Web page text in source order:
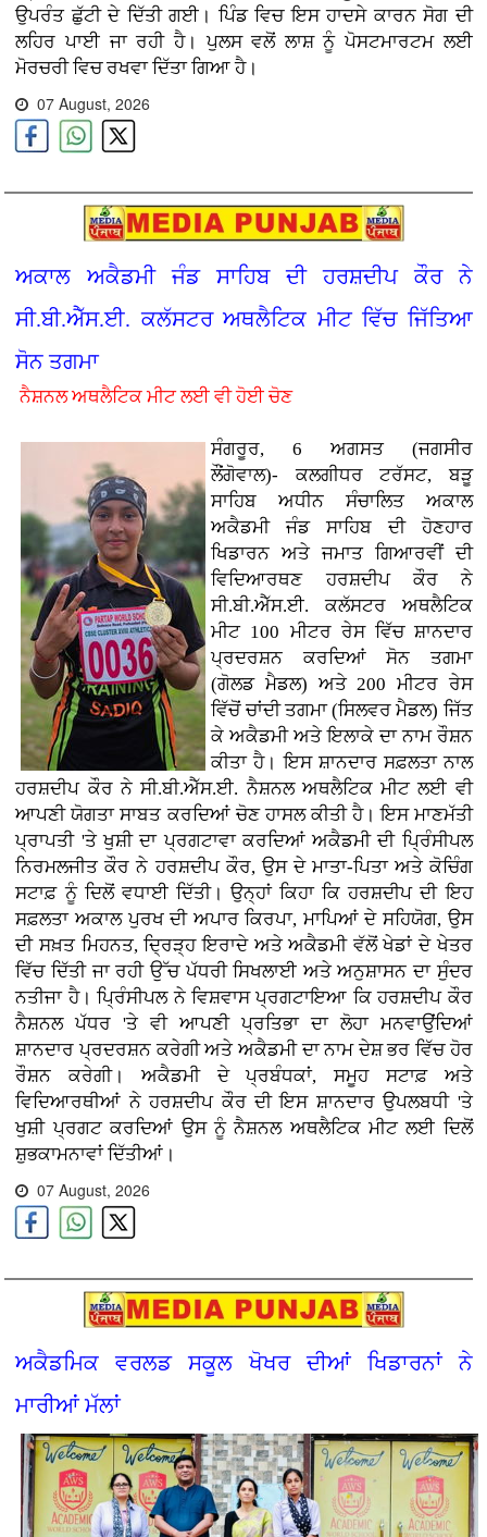
ਉਪਰੰਤ ਛੁੱਟੀ ਦੇ ਦਿੱਤੀ ਗਈ। ਪਿੰਡ ਵਿਚ ਇਸ ਹਾਦਸੇ ਕਾਰਨ ਸੋਗ ਦੀ
ਲਹਿਰ ਪਾਈ ਜਾ ਰਹੀ ਹੈ। ਪੁਲਸ ਵਲੋਂ ਲਾਸ਼ ਨੂੰ ਪੋਸਟਮਾਰਟਮ ਲਈ
ਮੋਰਚਰੀ ਵਿਚ ਰਖਵਾ ਦਿੱਤਾ ਗਿਆ ਹੈ।
07 August, 2026
ਅਕਾਲ ਅਕੈਡਮੀ ਜੰਡ ਸਾਹਿਬ ਦੀ ਹਰਸ਼ਦੀਪ ਕੌਰ ਨੇ
ਸੀ.ਬੀ.ਐੱਸ.ਈ. ਕਲੱਸਟਰ ਅਥਲੈਟਿਕ ਮੀਟ ਵਿੱਚ ਜਿੱਤਿਆ
ਸੋਨ ਤਗਮਾ
ਨੈਸ਼ਨਲ ਅਥਲੈਟਿਕ ਮੀਟ ਲਈ ਵੀ ਹੋਈ ਚੋਣ
ਸੰਗਰੂਰ, 6 ਅਗਸਤ (ਜਗਸੀਰ
ਲੌਂਗੋਵਾਲ)- ਕਲਗੀਧਰ ਟਰੱਸਟ, ਬੜੂ
ਸਾਹਿਬ ਅਧੀਨ ਸੰਚਾਲਿਤ ਅਕਾਲ
ਅਕੈਡਮੀ ਜੰਡ ਸਾਹਿਬ ਦੀ ਹੋਣਹਾਰ
ਖਿਡਾਰਨ ਅਤੇ ਜਮਾਤ ਗਿਆਰਵੀਂ ਦੀ
ਵਿਦਿਆਰਥਣ ਹਰਸ਼ਦੀਪ ਕੌਰ ਨੇ
ਸੀ.ਬੀ.ਐੱਸ.ਈ. ਕਲੱਸਟਰ ਅਥਲੈਟਿਕ
ਮੀਟ 100 ਮੀਟਰ ਰੇਸ ਵਿੱਚ ਸ਼ਾਨਦਾਰ
ਪ੍ਰਦਰਸ਼ਨ ਕਰਦਿਆਂ ਸੋਨ ਤਗਮਾ
(ਗੋਲਡ ਮੈਡਲ) ਅਤੇ 200 ਮੀਟਰ ਰੇਸ
ਵਿੱਚੋਂ ਚਾਂਦੀ ਤਗਮਾ (ਸਿਲਵਰ ਮੈਡਲ) ਜਿੱਤ
ਕੇ ਅਕੈਡਮੀ ਅਤੇ ਇਲਾਕੇ ਦਾ ਨਾਮ ਰੌਸ਼ਨ
ਕੀਤਾ ਹੈ। ਇਸ ਸ਼ਾਨਦਾਰ ਸਫ਼ਲਤਾ ਨਾਲ
ਹਰਸ਼ਦੀਪ ਕੌਰ ਨੇ ਸੀ.ਬੀ.ਐੱਸ.ਈ. ਨੈਸ਼ਨਲ ਅਥਲੈਟਿਕ ਮੀਟ ਲਈ ਵੀ
ਆਪਣੀ ਯੋਗਤਾ ਸਾਬਤ ਕਰਦਿਆਂ ਚੋਣ ਹਾਸਲ ਕੀਤੀ ਹੈ। ਇਸ ਮਾਣਮੱਤੀ
ਪ੍ਰਾਪਤੀ 'ਤੇ ਖੁਸ਼ੀ ਦਾ ਪ੍ਰਗਟਾਵਾ ਕਰਦਿਆਂ ਅਕੈਡਮੀ ਦੀ ਪ੍ਰਿੰਸੀਪਲ
ਨਿਰਮਲਜੀਤ ਕੌਰ ਨੇ ਹਰਸ਼ਦੀਪ ਕੌਰ, ਉਸ ਦੇ ਮਾਤਾ-ਪਿਤਾ ਅਤੇ ਕੋਚਿੰਗ
ਸਟਾਫ਼ ਨੂੰ ਦਿਲੋਂ ਵਧਾਈ ਦਿੱਤੀ। ਉਨ੍ਹਾਂ ਕਿਹਾ ਕਿ ਹਰਸ਼ਦੀਪ ਦੀ ਇਹ
ਸਫ਼ਲਤਾ ਅਕਾਲ ਪੁਰਖ ਦੀ ਅਪਾਰ ਕਿਰਪਾ, ਮਾਪਿਆਂ ਦੇ ਸਹਿਯੋਗ, ਉਸ
ਦੀ ਸਖ਼ਤ ਮਿਹਨਤ, ਦ੍ਰਿੜ੍ਹ ਇਰਾਦੇ ਅਤੇ ਅਕੈਡਮੀ ਵੱਲੋਂ ਖੇਡਾਂ ਦੇ ਖੇਤਰ
ਵਿੱਚ ਦਿੱਤੀ ਜਾ ਰਹੀ ਉੱਚ ਪੱਧਰੀ ਸਿਖਲਾਈ ਅਤੇ ਅਨੁਸ਼ਾਸਨ ਦਾ ਸੁੰਦਰ
ਨਤੀਜਾ ਹੈ। ਪ੍ਰਿੰਸੀਪਲ ਨੇ ਵਿਸ਼ਵਾਸ ਪ੍ਰਗਟਾਇਆ ਕਿ ਹਰਸ਼ਦੀਪ ਕੌਰ
ਨੈਸ਼ਨਲ ਪੱਧਰ 'ਤੇ ਵੀ ਆਪਣੀ ਪ੍ਰਤਿਭਾ ਦਾ ਲੋਹਾ ਮਨਵਾਉਂਦਿਆਂ
ਸ਼ਾਨਦਾਰ ਪ੍ਰਦਰਸ਼ਨ ਕਰੇਗੀ ਅਤੇ ਅਕੈਡਮੀ ਦਾ ਨਾਮ ਦੇਸ਼ ਭਰ ਵਿੱਚ ਹੋਰ
ਰੌਸ਼ਨ ਕਰੇਗੀ। ਅਕੈਡਮੀ ਦੇ ਪ੍ਰਬੰਧਕਾਂ, ਸਮੂਹ ਸਟਾਫ਼ ਅਤੇ
ਵਿਦਿਆਰਥੀਆਂ ਨੇ ਹਰਸ਼ਦੀਪ ਕੌਰ ਦੀ ਇਸ ਸ਼ਾਨਦਾਰ ਉਪਲਬਧੀ 'ਤੇ
ਖੁਸ਼ੀ ਪ੍ਰਗਟ ਕਰਦਿਆਂ ਉਸ ਨੂੰ ਨੈਸ਼ਨਲ ਅਥਲੈਟਿਕ ਮੀਟ ਲਈ ਦਿਲੋਂ
ਸ਼ੁਭਕਾਮਨਾਵਾਂ ਦਿੱਤੀਆਂ।
07 August, 2026
ਅਕੈਡਮਿਕ ਵਰਲਡ ਸਕੂਲ ਖੋਖਰ ਦੀਆਂ ਖਿਡਾਰਨਾਂ ਨੇ
ਮਾਰੀਆਂ ਮੱਲਾਂ